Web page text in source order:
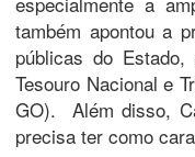
também apontou a
públicas do
Tesouro Nacional e
GO). Além disso,
precisa ter como